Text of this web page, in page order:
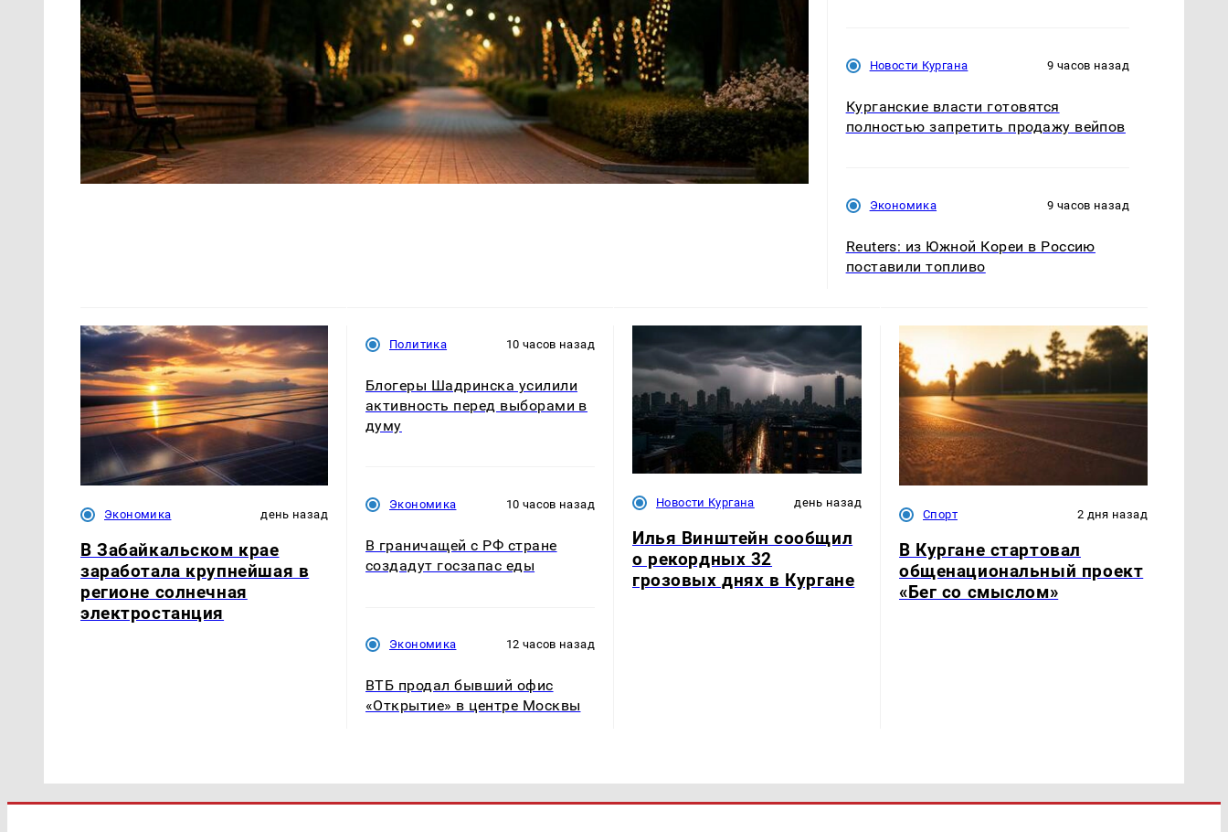
Новости Кургана 9 часов назад
Курганские власти готовятся
полностью запретить продажу вейпов
Экономика 9 часов назад
Reuters: из Южной Кореи в Россию
поставили топливо
Экономика день назад
В Забайкальском крае
заработала крупнейшая в
регионе солнечная
электростанция
Политика 10 часов назад
Блогеры Шадринска усилили
активность перед выборами в
думу
Экономика 10 часов назад
В граничащей с РФ стране
создадут госзапас еды
Экономика 12 часов назад
ВТБ продал бывший офис
«Открытие» в центре Москвы
Новости Кургана день назад
Илья Винштейн сообщил
о рекордных 32
грозовых днях в Кургане
Спорт 2 дня назад
В Кургане стартовал
общенациональный проект
«Бег со смыслом»